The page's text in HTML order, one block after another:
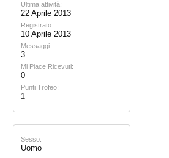
Ultima attività:
22 Aprile 2013
Registrato:
10 Aprile 2013
Messaggi:
3
Mi Piace Ricevuti:
0
Punti Trofeo:
1
Sesso:
Uomo